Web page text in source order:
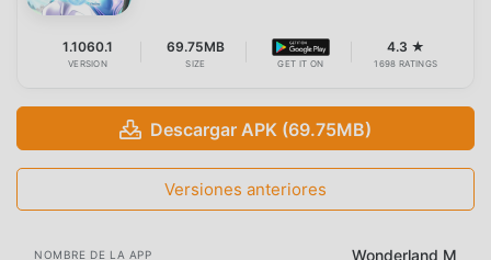
1.1060.1
VERSION
69.75MB
SIZE GET IT ON
4.3 ★
1698 RATINGS
Descargar APK (69.75MB)
Versiones anteriores
NOMBRE DE LA APP Wonderland M